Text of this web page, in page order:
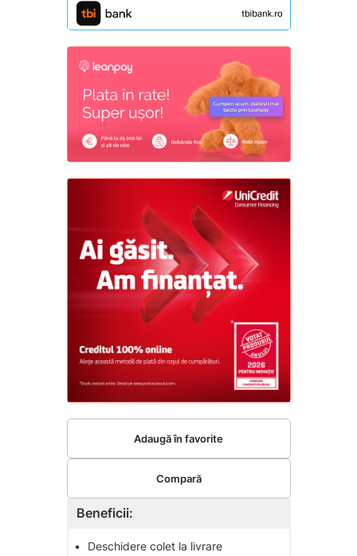
Beneficii:
•
Deschidere colet la livrare
Adaugă în favorite
Compară